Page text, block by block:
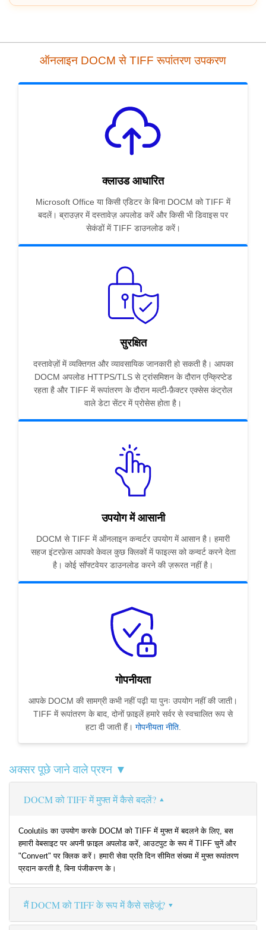
ऑनलाइन DOCM से TIFF रूपांतरण उपकरण
क्लाउड आधारित
Microsoft Office या किसी एडिटर के बिना DOCM को TIFF में
बदलें। ब्राउज़र में दस्तावेज़ अपलोड करें और किसी भी डिवाइस पर
सेकंडों में TIFF डाउनलोड करें।
सुरक्षित
दस्तावेज़ों में व्यक्तिगत और व्यावसायिक जानकारी हो सकती है। आपका
DOCM अपलोड HTTPS/TLS से ट्रांसमिशन के दौरान एन्क्रिप्टेड
रहता है और TIFF में रूपांतरण के दौरान मल्टी-फ़ैक्टर एक्सेस कंट्रोल
वाले डेटा सेंटर में प्रोसेस होता है।
उपयोग में आसानी
DOCM से TIFF में ऑनलाइन कन्वर्टर उपयोग में आसान है। हमारी
सहज इंटरफ़ेस आपको केवल कुछ क्लिकों में फाइल्स को कन्वर्ट करने देता
है। कोई सॉफ्टवेयर डाउनलोड करने की ज़रूरत नहीं है।
गोपनीयता
आपके DOCM की सामग्री कभी नहीं पढ़ी या पुनः उपयोग नहीं की जाती।
TIFF में रूपांतरण के बाद, दोनों फ़ाइलें हमारे सर्वर से स्वचालित रूप से
हटा दी जाती हैं। गोपनीयता नीति.
अक्सर पूछे जाने वाले प्रश्न ▼
DOCM को TIFF में मुफ्त में कैसे बदलें?
Coolutils का उपयोग करके DOCM को TIFF में मुफ्त में बदलने के लिए, बस
हमारी वेबसाइट पर अपनी फ़ाइल अपलोड करें, आउटपुट के रूप में TIFF चुनें और
"Convert" पर क्लिक करें। हमारी सेवा प्रति दिन सीमित संख्या में मुफ्त रूपांतरण
प्रदान करती है, बिना पंजीकरण के।
मैं DOCM को TIFF के रूप में कैसे सहेजूं?